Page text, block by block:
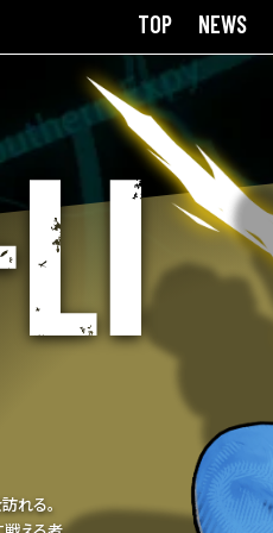
TOP NEWS
れる。